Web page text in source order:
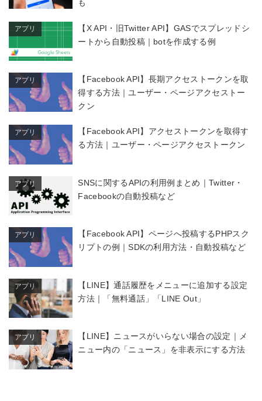
も
アプリ
【X API・旧Twitter API】GASでスプレッドシ
ートから自動投稿｜botを作成する例
アプリ
【Facebook API】長期アクセストークンを取
得する方法｜ユーザー・ページアクセストー
クン
アプリ
【Facebook API】アクセストークンを取得す
る方法｜ユーザー・ページアクセストークン
アプリ
SNSに関するAPIの利用例まとめ｜Twitter・
Facebookの自動投稿など
アプリ
【Facebook API】ページへ投稿するPHPスク
リプトの例｜SDKの利用方法・自動投稿など
アプリ
【LINE】通話履歴をメニューに追加する設定
方法｜「無料通話」「LINE Out」
アプリ
【LINE】ニュースがいらない場合の設定｜メ
ニュー内の「ニュース」を非表示にする方法